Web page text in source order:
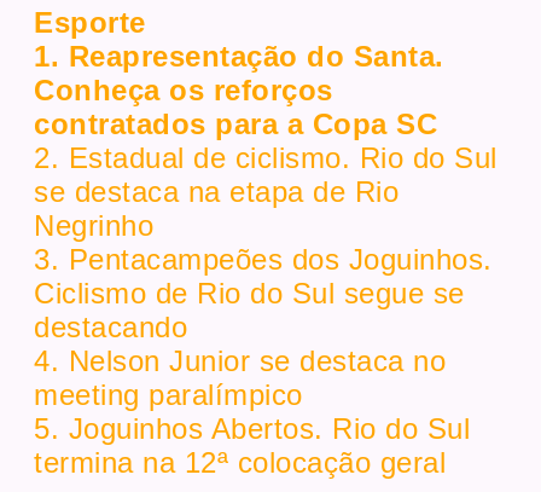
Esporte
1. Reapresentação do Santa.
Conheça os reforços
contratados para a Copa SC
2. Estadual de ciclismo. Rio do Sul
se destaca na etapa de Rio
Negrinho
3. Pentacampeões dos Joguinhos.
Ciclismo de Rio do Sul segue se
destacando
4. Nelson Junior se destaca no
meeting paralímpico
5. Joguinhos Abertos. Rio do Sul
termina na 12ª colocação geral